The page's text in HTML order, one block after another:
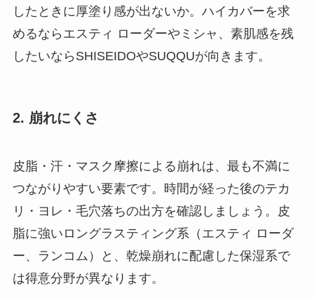
したときに厚塗り感が出ないか。ハイカバーを求
めるならエスティ ローダーやミシャ、素肌感を残
したいならSHISEIDOやSUQQUが向きます。
2. 崩れにくさ
皮脂・汗・マスク摩擦による崩れは、最も不満に
つながりやすい要素です。時間が経った後のテカ
リ・ヨレ・毛穴落ちの出方を確認しましょう。皮
脂に強いロングラスティング系（エスティ ローダ
ー、ランコム）と、乾燥崩れに配慮した保湿系で
は得意分野が異なります。